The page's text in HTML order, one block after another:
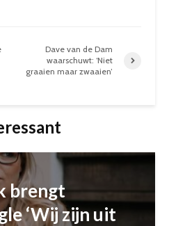
Dave van de Dam
waarschuwt: ‘Niet
graaien maar zwaaien’
brengt
‘Wij zijn uit